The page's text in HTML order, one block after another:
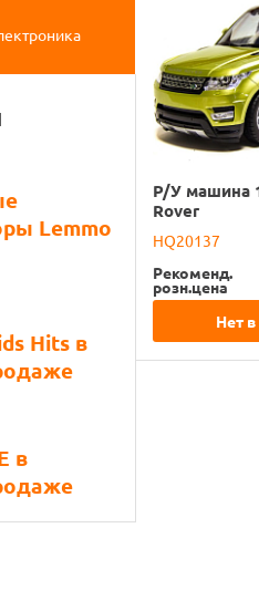
Lemmo
Hits в
в
Р/У машина
Rover
HQ20137
Рекоменд.
розн.цена
Нет